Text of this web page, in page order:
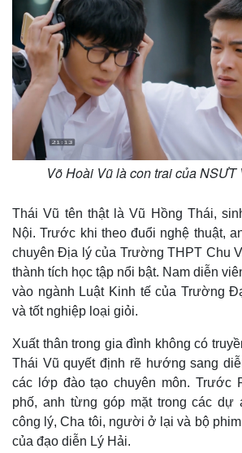
Võ Hoài Vũ là con trai của NSƯT
Thái Vũ tên thật là Vũ Hồng Thái,
Nội. Trước khi theo đuổi nghệ thuật,
chuyên Địa lý của Trường THPT Chu
thành tích học tập nổi bật. Nam diễn
vào ngành Luật Kinh tế của Trường
và tốt nghiệp loại giỏi.
Xuất thân trong gia đình không có
Thái Vũ quyết định rẽ hướng sang
các lớp đào tạo chuyên môn. Trước
phố, anh từng góp mặt trong các dự
công lý, Cha tôi, người ở lại và bộ
của đạo diễn Lý Hải.